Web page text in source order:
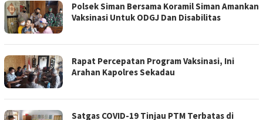
Polsek Siman Bersama Koramil Siman Amankan
Vaksinasi Untuk ODGJ Dan Disabilitas
Rapat Percepatan Program Vaksinasi, Ini
Arahan Kapolres Sekadau
Satgas COVID-19 Tinjau PTM Terbatas di